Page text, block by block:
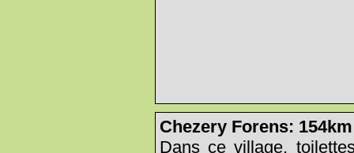
Chezery Forens: 154km
Dans ce village,